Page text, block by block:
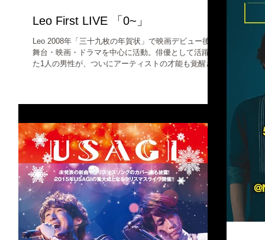
Leo First LIVE 「0~」
Leo 2008年「三十九枚の年賀状」で映画デビュー後、
舞台・映画・ドラマを中心に活動。俳優として活躍し
た1人の男性が、ついにアーティストの才能も覚醒させ